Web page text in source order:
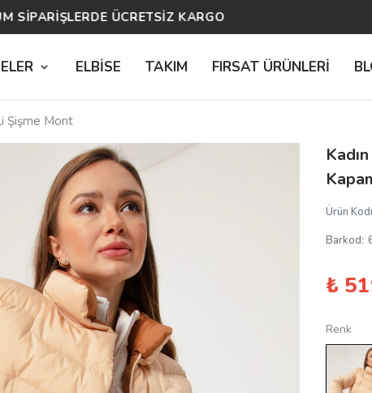
14 GÜN ÜCRETSİZ İADE
ELBİSE TAKIM FIRSAT ÜRÜNLERİ
Şişme Mont
Ürün
Barkod:
₺
Renk